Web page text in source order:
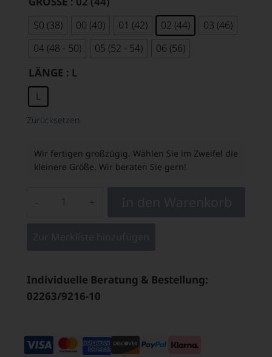
S0 (38) 00 (40) 01 (42) 02 (44)
03 (46)
04 (48 - 50)
05 (52 - 54) 06 (56)
LÄNGE : L
L
Zurücksetzen
Wir fertigen großzügig. Wählen Sie im Zweifel die
kleinere Größe. Wir beraten Sie gern!
Individuelle Beratung & Bestellung:
02263/9216-10